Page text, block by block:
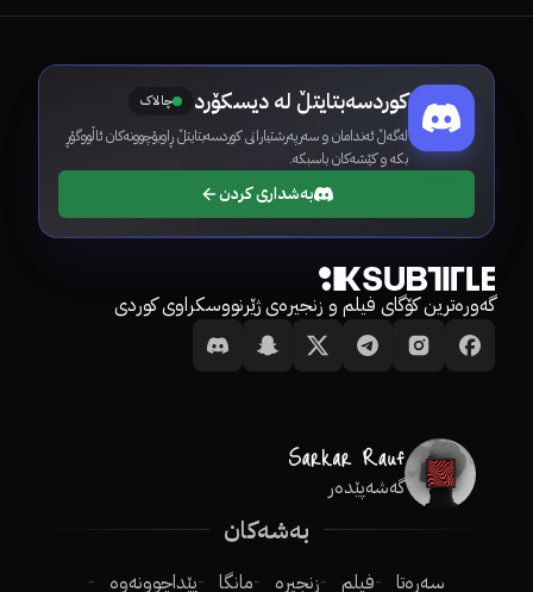
کوردسەبتایتڵ لە دیسکۆرد چالاک
لەگەڵ ئەندامان و سەرپەرشتیارانی کوردسەبتایتڵ ڕاوبۆچوونەکان ئاڵووگۆڕ
بکە و کێشەکان باسبکە.
بەشداری کردن
گەورەترین کۆگای فیلم و زنجیرەی ژێرنووسکراوی کوردی
گەشەپێدەر
بەشەکان
سەرەتا فیلم زنجیرە مانگا پێداچوونەوە